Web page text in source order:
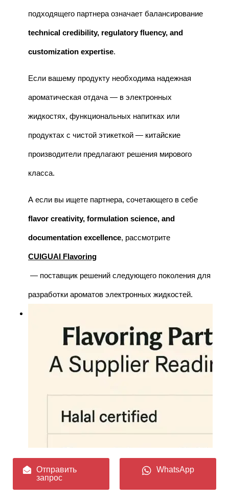
подходящего партнера означает балансирование
technical credibility, regulatory fluency, and
customization expertise.
Если вашему продукту необходима надежная
ароматическая отдача — в электронных
жидкостях, функциональных напитках или
продуктах с чистой этикеткой — китайские
производители предлагают решения мирового
класса.
А если вы ищете партнера, сочетающего в себе
flavor creativity, formulation science, and
documentation excellence, рассмотрите
CUIGUAI Flavoring
— поставщик решений следующего поколения для
разработки ароматов электронных жидкостей.
Отправить
запрос
WhatsApp